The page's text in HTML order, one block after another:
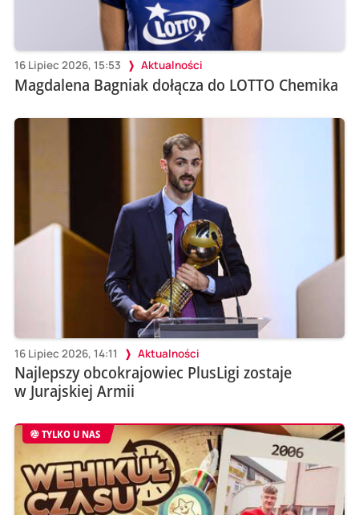
16 Lipiec 2026, 15:53 Aktualności
Magdalena Bagniak dołącza do LOTTO Chemika
16 Lipiec 2026, 14:11 Aktualności
Najlepszy obcokrajowiec PlusLigi zostaje
w Jurajskiej Armii
TYLKO U NAS